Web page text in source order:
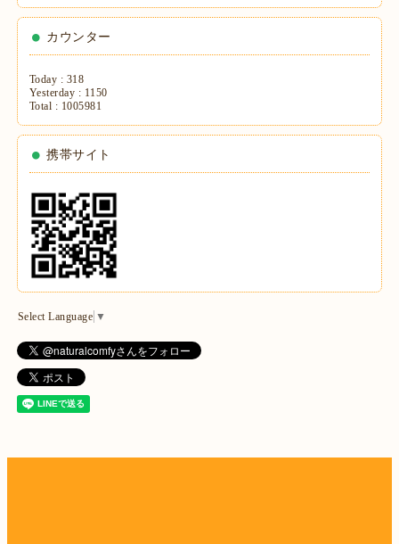
カウンター
Today : 318
Yesterday : 1150
Total : 1005981
携帯サイト
Select Language ▼